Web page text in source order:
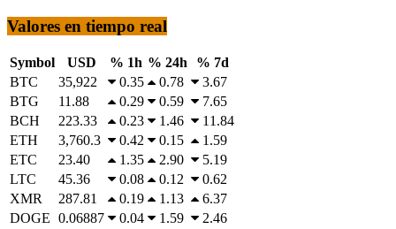
Valores en tiempo real
Symbol USD % 1h % 24h
% 7d
BTC
35,922 0.35 0.78
3.67
BTG
11.88 0.29 0.59
7.65
BCH
223.33 0.23 1.46
11.84
ETH
3,760.3 0.42 0.15
1.59
ETC
23.40 1.35 2.90
5.19
LTC
45.36 0.08 0.12
0.62
XMR
287.81 0.19 1.13
6.37
DOGE 0.06887 0.04 1.59
2.46